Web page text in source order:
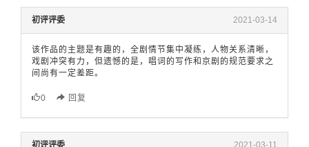
初评评委 2021-03-14
该作品的主题是有趣的，全剧情节集中凝练，人物关系清晰，
戏剧冲突有力，但遗憾的是，唱词的写作和京剧的规范要求之
间尚有一定差距。
0 回复
初评评委 2021-03-11